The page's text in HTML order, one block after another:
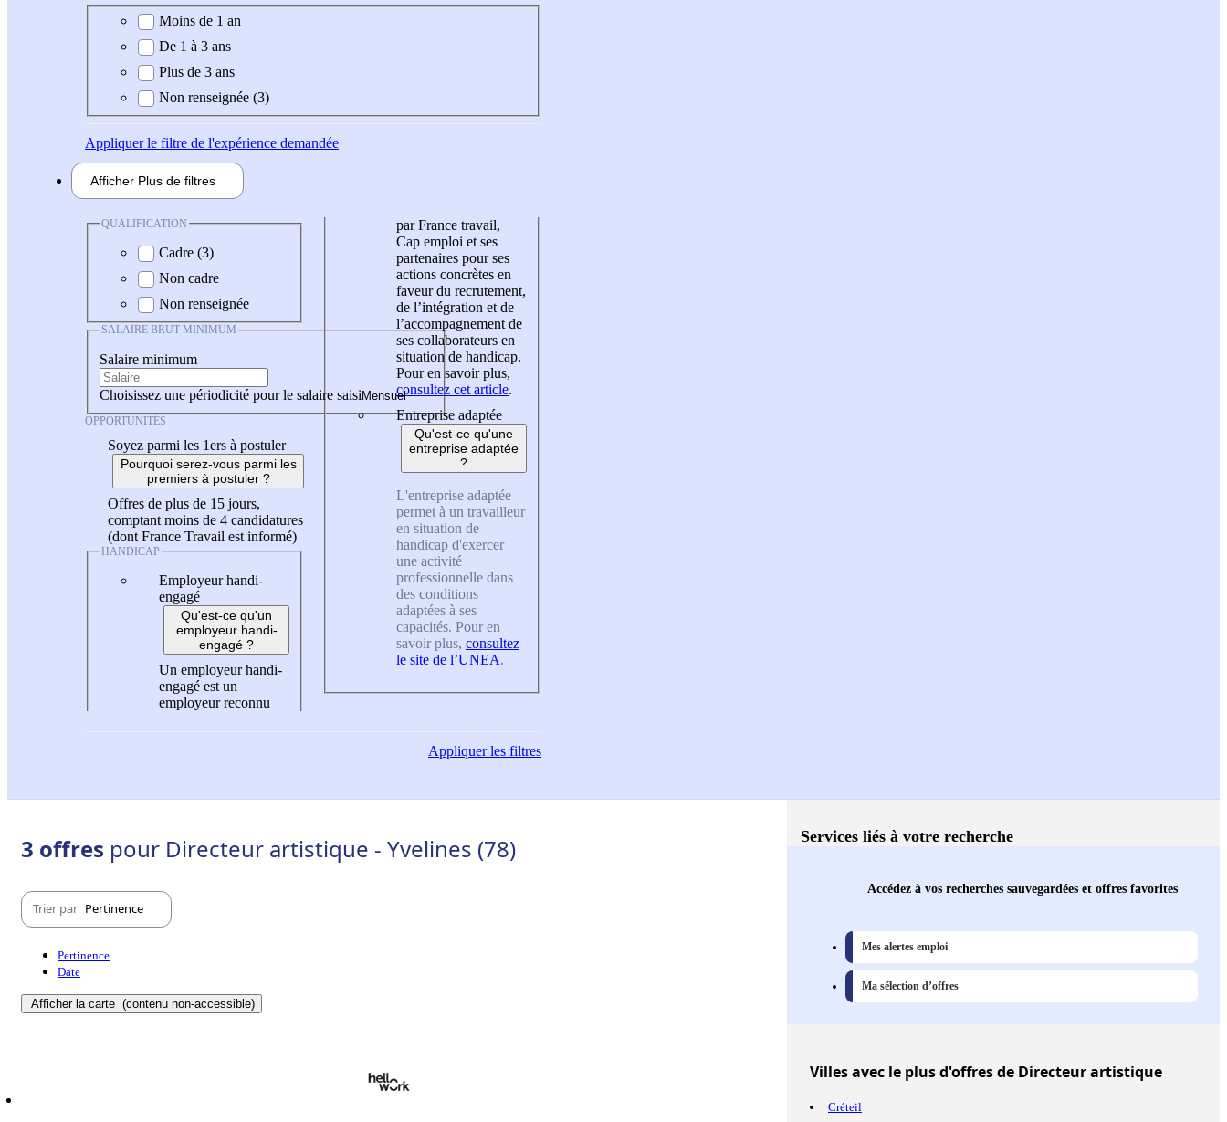
Expérience demandée
Moins de 1 an
De 1 à 3 ans
Plus de 3 ans
Non renseignée (3)
Appliquerle filtre de l'expérience demandée
Afficher Plus de filtres
QUALIFICATION
Cadre (3)
Non cadre
Non renseignée
SALAIRE BRUT MINIMUM
Salaire minimum
Choisissez une périodicité pour le salaire saisi
OPPORTUNITÉS
Soyez parmi les 1ers à postuler
Pourquoi serez-vous parmi les
premiers à postuler ?
Offres de plus de 15 jours,
comptant moins de 4 candidatures
(dont France Travail est informé)
HANDICAP
Employeur handi-
engagé
Qu'est-ce qu'un
employeur handi-
engagé ?
Un employeur handi-
engagé est un
employeur reconnu
par France travail,
Cap emploi et ses
partenaires pour ses
actions concrètes en
faveur du recrutement,
de l’intégration et de
l’accompagnement de
ses collaborateurs en
situation de handicap.
Pour en savoir plus,
consultez cet article.
Entreprise adaptée
Qu'est-ce qu'une
entreprise adaptée
?
L'entreprise adaptée
permet à un travailleur
en situation de
handicap d'exercer
une activité
professionnelle dans
des conditions
adaptées à ses
capacités. Pour en
savoir plus, consultez
le site de l’UNEA.
Appliquerles filtres
3 offres pour Directeur artistique - Yvelines (78)
Trier par Pertinence
Pertinence
Date
Afficher la carte (contenu non-accessible)
Services liés à votre recherche
Accédez à vos recherches sauvegardées et offres favorites
Mes alertes emploi
Ma sélection d’offres
Villesavec le plus d'offres de Directeur artistique
Créteil